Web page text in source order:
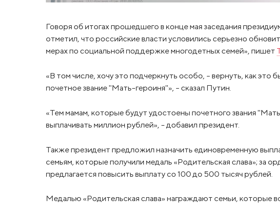
Говоря об итогах прошедшего в конце мая заседания
отметил, что российские власти условились серьезно
мерах по социальной поддержке многодетных семей», пишет
«В том числе, хочу это подчеркнуть особо, – вернуть, как это
почетное звание "Мать-героиня"», – сказал Путин.
«Тем мамам, которые будут удостоены почетного звания
выплачивать миллион рублей», – добавил президент.
Также президент предложил назначить единовременную
семьям, которые получили медаль «Родительская слава»; за
предлагается повысить выплату со 100 до 500 тысяч рублей.
Медалью «Родительская слава» награждают семьи, которые